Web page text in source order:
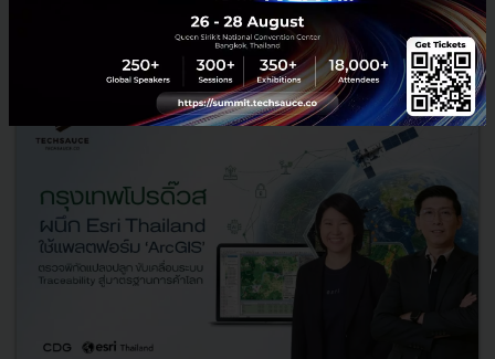
RELATED ARTICLE